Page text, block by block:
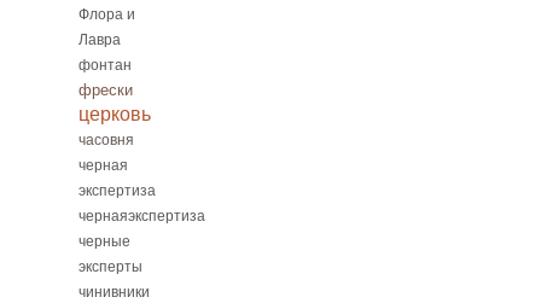
Флора и
Лавра
фонтан
фрески
церковь
часовня
черная
экспертиза
чернаяэкспертиза
черные
эксперты
чинивники